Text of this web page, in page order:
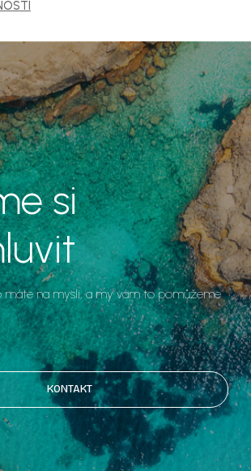
si
máte na mysli, a my vám to pomůžeme
KONTAKT